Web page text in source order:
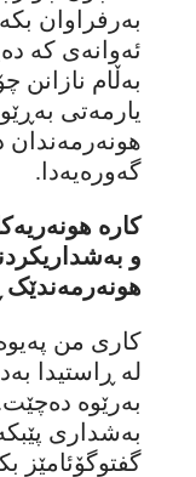
بەرفراوان
ئەوانەی کە
بەڵام نازانن
یارمەتی
هونەرمەندان
گەورەیەدا.
کارە
و
هونەرمەندێک
کاری من
لە ڕاستیدا
بەرێوە
بەشداری
گفتوگۆئامێز